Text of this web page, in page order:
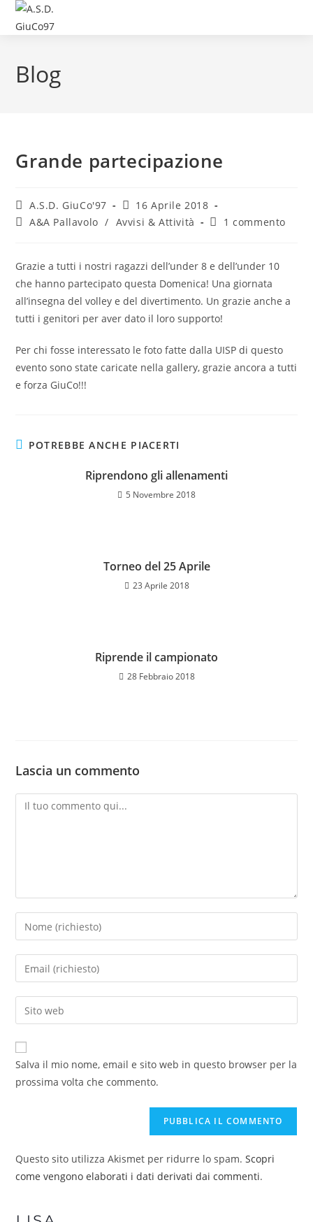
Blog
Grande partecipazione
A.S.D. GiuCo'97
16 Aprile 2018
A&A Pallavolo / Avvisi & Attività 1 commento
Grazie a tutti i nostri ragazzi dell’under 8 e dell’under 10
che hanno partecipato questa Domenica! Una giornata
all’insegna del volley e del divertimento. Un grazie anche a
tutti i genitori per aver dato il loro supporto!
Per chi fosse interessato le foto fatte dalla UISP di questo
evento sono state caricate nella gallery, grazie ancora a tutti
e forza GiuCo!!!
POTREBBE ANCHE PIACERTI
Riprendono gli allenamenti
5 Novembre 2018
Torneo del 25 Aprile
23 Aprile 2018
Riprende il campionato
28 Febbraio 2018
Lascia un commento
Salva il mio nome, email e sito web in questo browser per la
prossima volta che commento.
Questo sito utilizza Akismet per ridurre lo spam.Scopri
come vengono elaborati i dati derivati dai commenti.